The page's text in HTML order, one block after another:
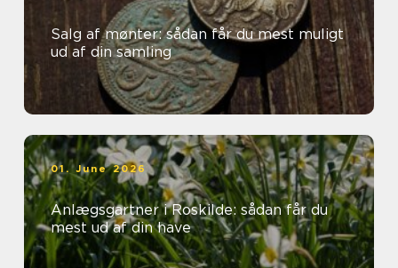
Salg af mønter: sådan får du mest muligt
ud af din samling
01. June 2026
Anlægsgartner i Roskilde: sådan får du
mest ud af din have